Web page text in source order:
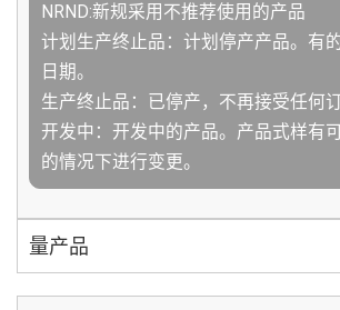
NRND:新规采用不推荐使用的产品
计划生产终止品：计划停产产品。有
日期。
生产终止品：已停产，不再接受任何
开发中：开发中的产品。产品式样有
的情况下进行变更。
量产品